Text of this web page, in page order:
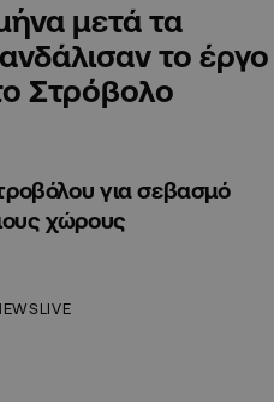
μετά τα
το έργο
Στρόβολο
για σεβασμό
χώρους